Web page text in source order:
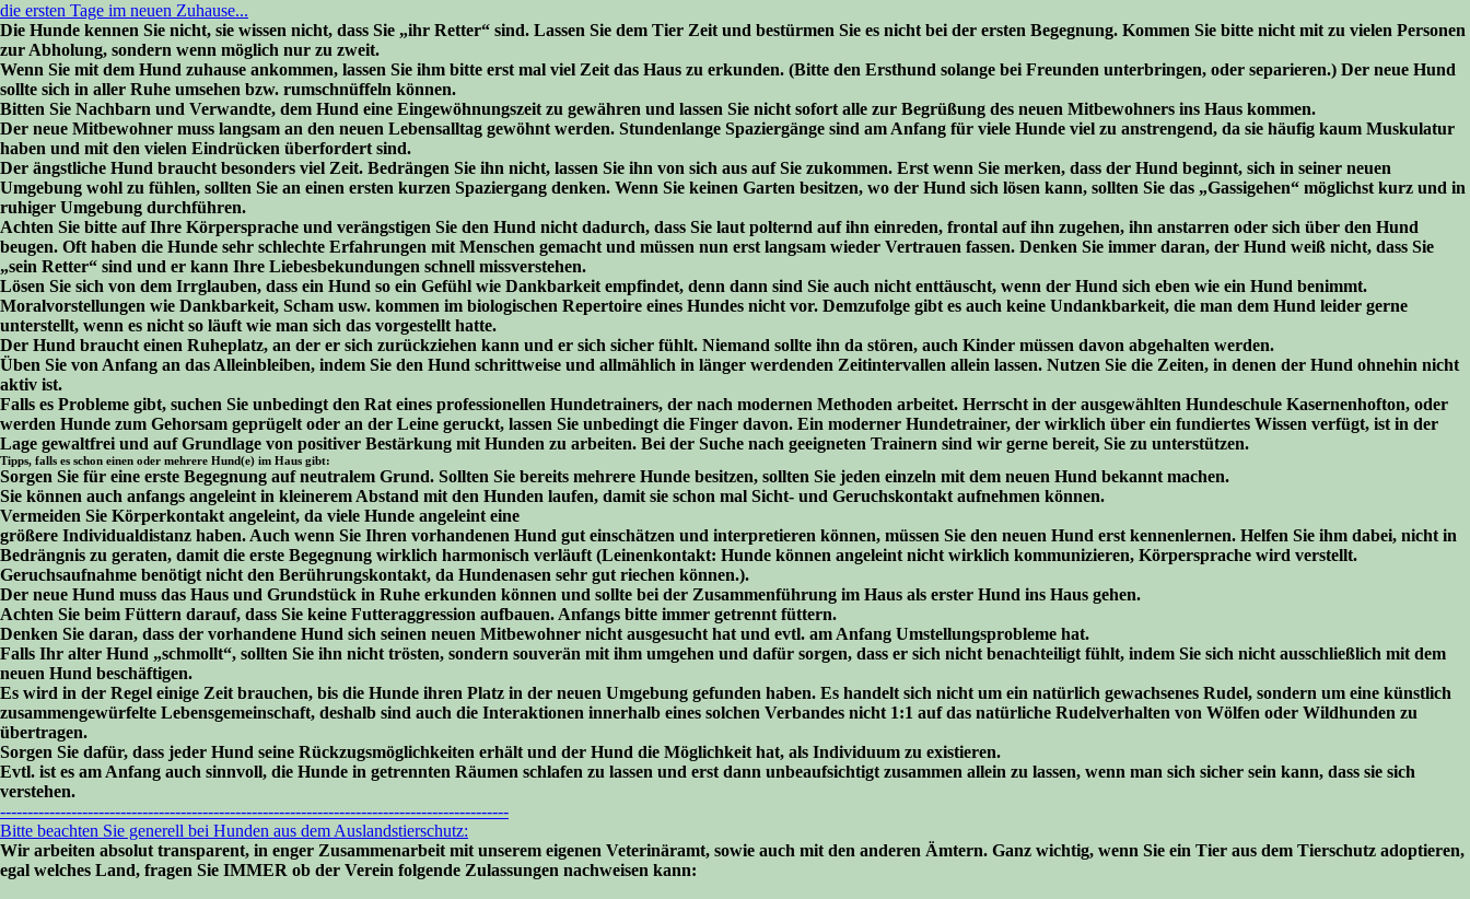
die ersten Tage im neuen Zuhause...
Die Hunde kennen Sie nicht, sie wissen nicht, dass Sie „ihr Retter“ sind. Lassen Sie dem Tier Zeit und bestürmen Sie es nicht bei der ersten Begegnung. Kommen Sie bitte nicht mit zu vielen Personen
zur Abholung, sondern wenn möglich nur zu zweit.
Wenn Sie mit dem Hund zuhause ankommen, lassen Sie ihm bitte erst mal viel Zeit das Haus zu erkunden. (Bitte den Ersthund solange bei Freunden unterbringen, oder separieren.) Der neue Hund
sollte sich in aller Ruhe umsehen bzw. rumschnüffeln können.
Bitten Sie Nachbarn und Verwandte, dem Hund eine Eingewöhnungszeit zu gewähren und lassen Sie nicht sofort alle zur Begrüßung des neuen Mitbewohners ins Haus kommen.
Der neue Mitbewohner muss langsam an den neuen Lebensalltag gewöhnt werden. Stundenlange Spaziergänge sind am Anfang für viele Hunde viel zu anstrengend, da sie häufig kaum Muskulatur
haben und mit den vielen Eindrücken überfordert sind.
Der ängstliche Hund braucht besonders viel Zeit. Bedrängen Sie ihn nicht, lassen Sie ihn von sich aus auf Sie zukommen. Erst wenn Sie merken, dass der Hund beginnt, sich in seiner neuen
Umgebung wohl zu fühlen, sollten Sie an einen ersten kurzen Spaziergang denken. Wenn Sie keinen Garten besitzen, wo der Hund sich lösen kann, sollten Sie das „Gassigehen“ möglichst kurz und in
ruhiger Umgebung durchführen.
Achten Sie bitte auf Ihre Körpersprache und verängstigen Sie den Hund nicht dadurch, dass Sie laut polternd auf ihn einreden, frontal auf ihn zugehen, ihn anstarren oder sich über den Hund
beugen. Oft haben die Hunde sehr schlechte Erfahrungen mit Menschen gemacht und müssen nun erst langsam wieder Vertrauen fassen. Denken Sie immer daran, der Hund weiß nicht, dass Sie
„sein Retter“ sind und er kann Ihre Liebesbekundungen schnell missverstehen.
Lösen Sie sich von dem Irrglauben, dass ein Hund so ein Gefühl wie Dankbarkeit empfindet, denn dann sind Sie auch nicht enttäuscht, wenn der Hund sich eben wie ein Hund benimmt.
Moralvorstellungen wie Dankbarkeit, Scham usw. kommen im biologischen Repertoire eines Hundes nicht vor. Demzufolge gibt es auch keine Undankbarkeit, die man dem Hund leider gerne
unterstellt, wenn es nicht so läuft wie man sich das vorgestellt hatte.
Der Hund braucht einen Ruheplatz, an der er sich zurückziehen kann und er sich sicher fühlt. Niemand sollte ihn da stören, auch Kinder müssen davon abgehalten werden.
Üben Sie von Anfang an das Alleinbleiben, indem Sie den Hund schrittweise und allmählich in länger werdenden Zeitintervallen allein lassen. Nutzen Sie die Zeiten, in denen der Hund ohnehin nicht
aktiv ist.
Falls es Probleme gibt, suchen Sie unbedingt den Rat eines professionellen Hundetrainers, der nach modernen Methoden arbeitet. Herrscht in der ausgewählten Hundeschule Kasernenhofton, oder
werden Hunde zum Gehorsam geprügelt oder an der Leine geruckt, lassen Sie unbedingt die Finger davon. Ein moderner Hundetrainer, der wirklich über ein fundiertes Wissen verfügt, ist in der
Lage gewaltfrei und auf Grundlage von positiver Bestärkung mit Hunden zu arbeiten. Bei der Suche nach geeigneten Trainern sind wir gerne bereit, Sie zu unterstützen.
Tipps, falls es schon einen oder mehrere Hund(e) im Haus gibt:
Sorgen Sie für eine erste Begegnung auf neutralem Grund. Sollten Sie bereits mehrere Hunde besitzen, sollten Sie jeden einzeln mit dem neuen Hund bekannt machen.
Sie können auch anfangs angeleint in kleinerem Abstand mit den Hunden laufen, damit sie schon mal Sicht- und Geruchskontakt aufnehmen können.
Vermeiden Sie Körperkontakt angeleint, da viele Hunde angeleint eine
größere Individualdistanz haben. Auch wenn Sie Ihren vorhandenen Hund gut einschätzen und interpretieren können, müssen Sie den neuen Hund erst kennenlernen. Helfen Sie ihm dabei, nicht in
Bedrängnis zu geraten, damit die erste Begegnung wirklich harmonisch verläuft (Leinenkontakt: Hunde können angeleint nicht wirklich kommunizieren, Körpersprache wird verstellt.
Geruchsaufnahme benötigt nicht den Berührungskontakt, da Hundenasen sehr gut riechen können.).
Der neue Hund muss das Haus und Grundstück in Ruhe erkunden können und sollte bei der Zusammenführung im Haus als erster Hund ins Haus gehen.
Achten Sie beim Füttern darauf, dass Sie keine Futteraggression aufbauen. Anfangs bitte immer getrennt füttern.
Denken Sie daran, dass der vorhandene Hund sich seinen neuen Mitbewohner nicht ausgesucht hat und evtl. am Anfang Umstellungsprobleme hat.
Falls Ihr alter Hund „schmollt“, sollten Sie ihn nicht trösten, sondern souverän mit ihm umgehen und dafür sorgen, dass er sich nicht benachteiligt fühlt, indem Sie sich nicht ausschließlich mit dem
neuen Hund beschäftigen.
Es wird in der Regel einige Zeit brauchen, bis die Hunde ihren Platz in der neuen Umgebung gefunden haben. Es handelt sich nicht um ein natürlich gewachsenes Rudel, sondern um eine künstlich
zusammengewürfelte Lebensgemeinschaft, deshalb sind auch die Interaktionen innerhalb eines solchen Verbandes nicht 1:1 auf das natürliche Rudelverhalten von Wölfen oder Wildhunden zu
übertragen.
Sorgen Sie dafür, dass jeder Hund seine Rückzugsmöglichkeiten erhält und der Hund die Möglichkeit hat, als Individuum zu existieren.
Evtl. ist es am Anfang auch sinnvoll, die Hunde in getrennten Räumen schlafen zu lassen und erst dann unbeaufsichtigt zusammen allein zu lassen, wenn man sich sicher sein kann, dass sie sich
verstehen.
---------------------------------------------------------------------------------------------
Bitte beachten Sie generell bei Hunden aus dem Auslandstierschutz:
Wir arbeiten absolut transparent, in enger Zusammenarbeit mit unserem eigenen Veterinäramt, sowie auch mit den anderen Ämtern. Ganz wichtig, wenn Sie ein Tier aus dem Tierschutz adoptieren,
egal welches Land, fragen Sie IMMER ob der Verein folgende Zulassungen nachweisen kann: